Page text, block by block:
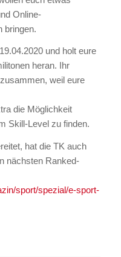
Online-
bringen.
und holt eure
heran. Ihr
weil eure
die Möglichkeit
Skill-Level zu finden.
hat die TK auch
nächsten Ranked-
sport/spezial/e-sport-